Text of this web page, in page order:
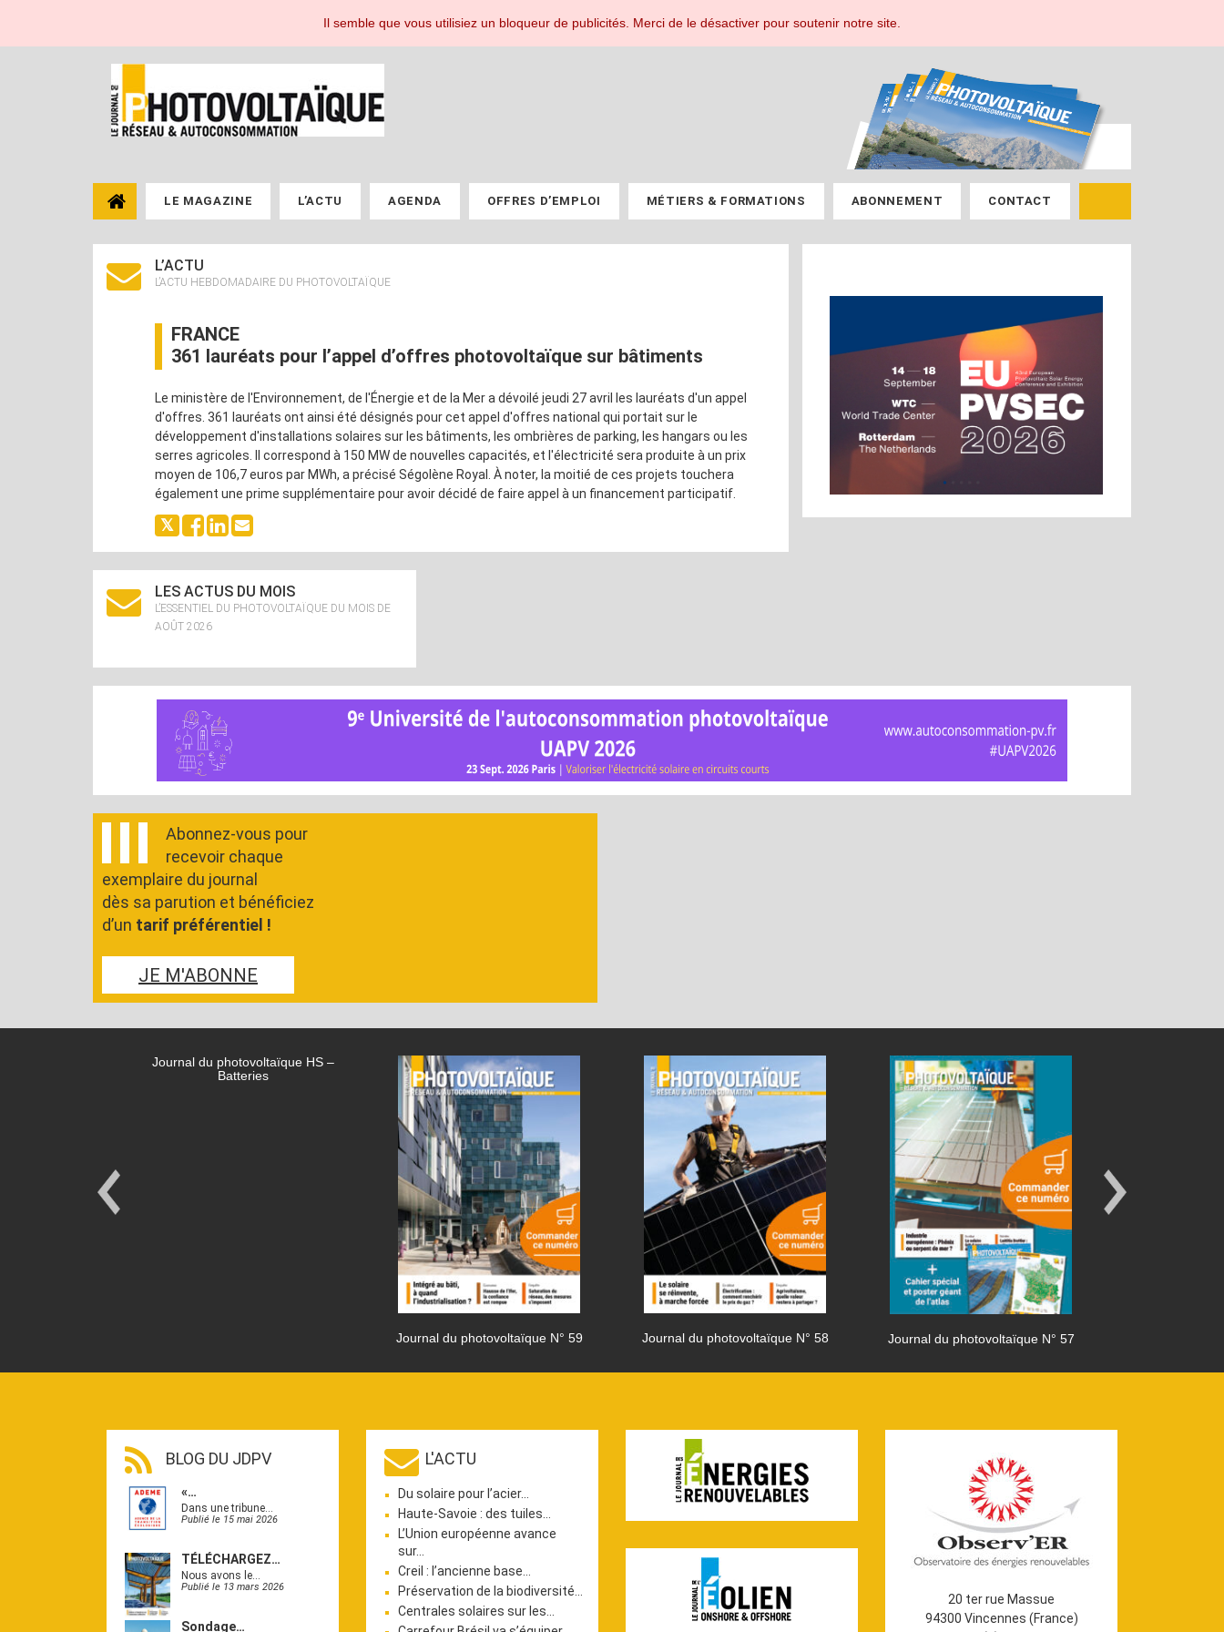
ESPACE ABONNÉ
LE MAGAZINE L’ACTU AGENDA OFFRES D’EMPLOI MÉTIERS & FORMATIONS ABONNEMENT CONTACT
L’ACTU
L’ACTU HEBDOMADAIRE DU PHOTOVOLTAÏQUE
FRANCE
361 lauréats pour l’appel d’offres photovoltaïque sur bâtiments
Le ministère de l'Environnement, de l'Énergie et de la Mer a dévoilé jeudi 27 avril les lauréats d'un appel
d'offres. 361 lauréats ont ainsi été désignés pour cet appel d'offres national qui portait sur le
développement d'installations solaires sur les bâtiments, les ombrières de parking, les hangars ou les
serres agricoles. Il correspond à 150 MW de nouvelles capacités, et l'électricité sera produite à un prix
moyen de 106,7 euros par MWh, a précisé Ségolène Royal. À noter, la moitié de ces projets touchera
également une prime supplémentaire pour avoir décidé de faire appel à un financement participatif.
LES ACTUS DU MOIS
L’ESSENTIEL DU PHOTOVOLTAÏQUE DU MOIS DE
AOÛT 2026
Abonnez-vous pour
recevoir chaque
exemplaire du journal
dès sa parution et bénéficiez
d’un tarif préférentiel !
JE M'ABONNE
Journal du photovoltaïque HS –
Batteries
Journal du photovoltaïque N° 59 Journal du photovoltaïque N° 58 Journal du photovoltaïque N° 57
BLOG DU JDPV
«…
Dans une tribune…
Publié le 15 mai 2026
TÉLÉCHARGEZ…
Nous avons le…
Publié le 13 mars 2026
Sondage…
L'ACTU
Du solaire pour l’acier…
Haute-Savoie : des tuiles…
L’Union européenne avance
sur…
Creil : l’ancienne base…
Préservation de la biodiversité…
Centrales solaires sur les…
20 ter rue Massue
94300 Vincennes (France)
Il semble que vous utilisiez un bloqueur de publicités. Merci de le désactiver pour soutenir notre site.